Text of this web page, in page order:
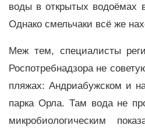
воды в открытых водоёмах
Однако смельчаки всё же
Меж тем, специалисты
Роспотребнадзора не
пляжах: Андриабужском и
парка Орла. Там вода не
микробиологическим